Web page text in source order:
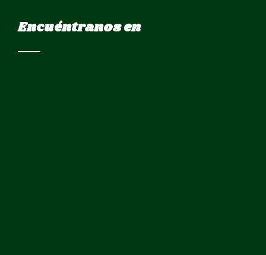
Encuéntranos en